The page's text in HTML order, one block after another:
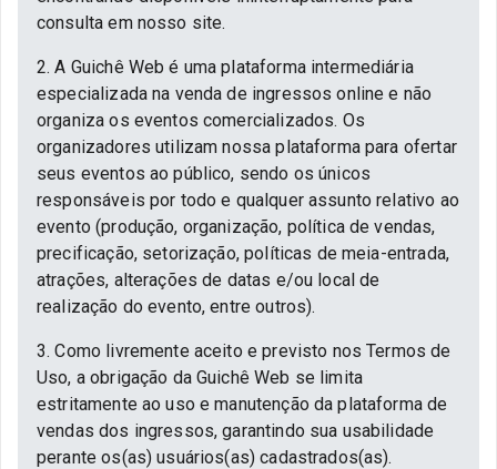
consulta em nosso site.
2. A Guichê Web é uma plataforma intermediária
especializada na venda de ingressos online e não
organiza os eventos comercializados. Os
organizadores utilizam nossa plataforma para ofertar
seus eventos ao público, sendo os únicos
responsáveis por todo e qualquer assunto relativo ao
evento (produção, organização, política de vendas,
precificação, setorização, políticas de meia-entrada,
atrações, alterações de datas e/ou local de
realização do evento, entre outros).
3. Como livremente aceito e previsto nos Termos de
Uso, a obrigação da Guichê Web se limita
estritamente ao uso e manutenção da plataforma de
vendas dos ingressos, garantindo sua usabilidade
perante os(as) usuários(as) cadastrados(as).